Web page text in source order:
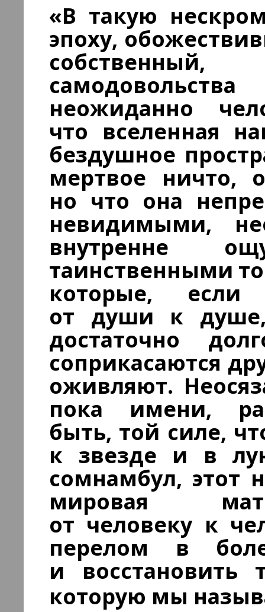
«В такую
эпоху,
неожиданно
что вселенная
бездушное
мертвое ничто,
но что она
невидимыми,
внутренне
таинственными
которые, если
от души к
достаточно
соприкасаются
оживляют.
пока имени,
быть, той силе,
к звезде и в
сомнамбул, этот
мировая
от человеку к
перелом в
и
которую мы